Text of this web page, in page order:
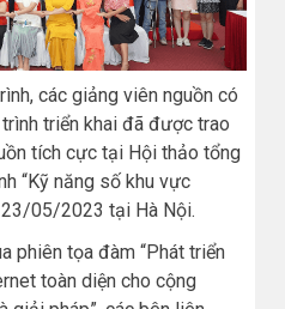
các giảng viên nguồn có
triển khai đã được trao
tích cực tại Hội thảo tổng
“Kỹ năng số khu vực
23/05/2023 tại Hà Nội.
phiên tọa đàm “Phát triển
toàn diện cho cộng